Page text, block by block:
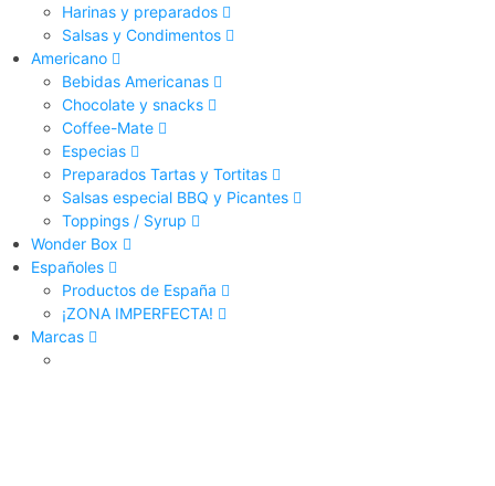
Harinas y preparados
Salsas y Condimentos
Americano
Bebidas Americanas
Chocolate y snacks
Coffee-Mate
Especias
Preparados Tartas y Tortitas
Salsas especial BBQ y Picantes
Toppings / Syrup
Wonder Box
Españoles
Productos de España
¡ZONA IMPERFECTA!
Marcas